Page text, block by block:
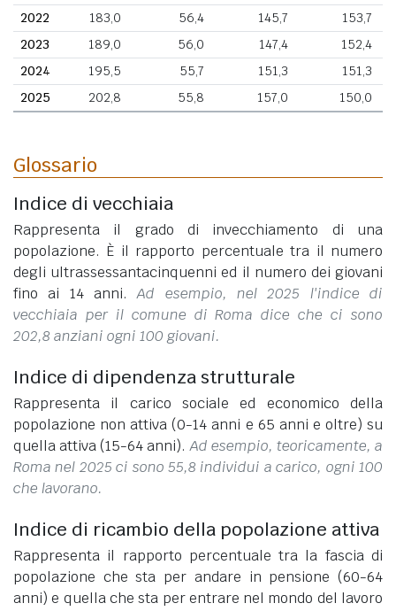
2022
183,0 56,4 145,7
153,7
2023
189,0 56,0 147,4
152,4
2024
195,5 55,7 151,3
151,3
2025
202,8 55,8 157,0 150,0
Glossario
Indice di vecchiaia
Rappresenta il grado di invecchiamento di una
popolazione. È il rapporto percentuale tra il numero
degli ultrassessantacinquenni ed il numero dei giovani
fino ai 14 anni.Ad esempio, nel 2025 l'indice di
vecchiaia per il comune di Roma dice che ci sono
202,8 anziani ogni 100 giovani.
Indice di dipendenza strutturale
Rappresenta il carico sociale ed economico della
popolazione non attiva (0-14 anni e 65 anni e oltre) su
quella attiva (15-64 anni).Ad esempio, teoricamente, a
Roma nel 2025 ci sono 55,8 individui a carico, ogni 100
che lavorano.
Indice di ricambio della popolazione attiva
Rappresenta il rapporto percentuale tra la fascia di
popolazione che sta per andare in pensione (60-64
anni) e quella che sta per entrare nel mondo del lavoro